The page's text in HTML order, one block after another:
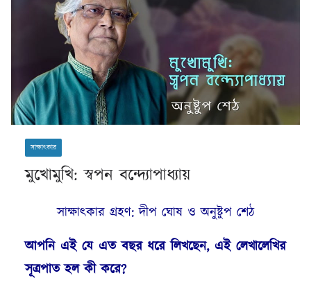
সাক্ষাৎকার
মুখোমুখি: স্বপন বন্দ্যোপাধ্যায়
সাক্ষাৎকার গ্রহণ: দীপ ঘোষ ও অনুষ্টুপ শেঠ
আপনি এই যে এত বছর ধরে লিখছেন, এই লেখালেখির
সূত্রপাত হল কী করে?